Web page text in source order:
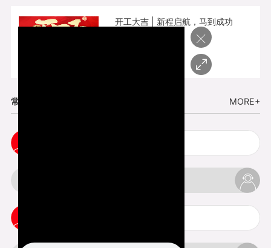
开工大吉 | 新程启航，马到成功
常见问题 MORE+
×